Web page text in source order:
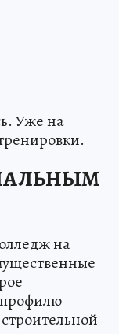
Уже на
на
профилю